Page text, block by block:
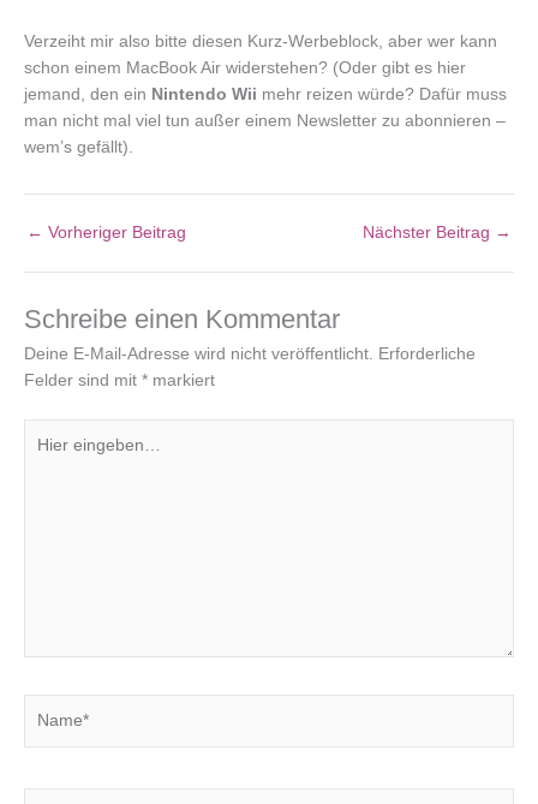
Verzeiht mir also bitte diesen Kurz-Werbeblock, aber wer kann
schon einem MacBook Air widerstehen? (Oder gibt es hier
jemand, den ein Nintendo Wii mehr reizen würde? Dafür muss
man nicht mal viel tun außer einem Newsletter zu abonnieren –
wem’s gefällt).
← Vorheriger Beitrag Nächster Beitrag →
Schreibe einen Kommentar
Deine E-Mail-Adresse wird nicht veröffentlicht. Erforderliche
Felder sind mit * markiert
eingeben…